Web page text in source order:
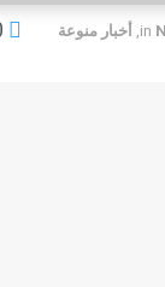
in
, أخبار منوعة